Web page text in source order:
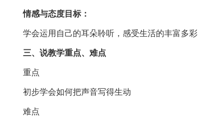
情感与态度目标：
学会运用自己的耳朵聆听，感受生活的丰富多彩
三、说教学重点、难点
重点
初步学会如何把声音写得生动
难点